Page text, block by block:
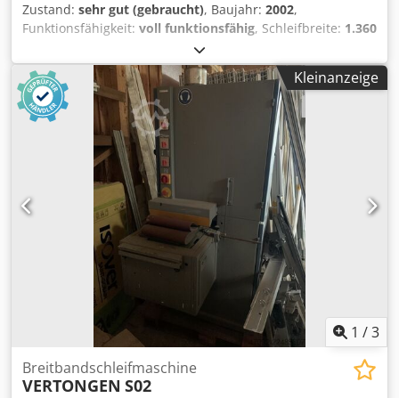
Zustand: sehr gut (gebraucht), Baujahr: 2002,
Funktionsfähigkeit: voll funktionsfähig, Schleifbreite: 1.360
, Schleifbandgeschwindigkeit:
18 mm/s, Schleifbandlänge:2.150 mm, 1. Aggregat
Gummi-Kontaktwalze/Kalibrierwalze, Motorleistung 15 kW
2. Aggregat - Kombiaggregat mit Gummikontaktwalze und
Schleifschuh, Motorleistung 11 kW
Vorschubgeschwindigkeit 4+8 m/min Schleifhöhe 3 -
160mm Abmessungen: ca. 2060x2660x2100mm BxTxH
Dedozr D Erspfx Afajkr Gewicht: ca. 3.800 kg Die Maschine
steht ab ca. Ende November/Anfang Dezember zur
Verfügung
Kleinanzeige
1 /3
Breitbandschleifmaschine
VERTONGEN S02